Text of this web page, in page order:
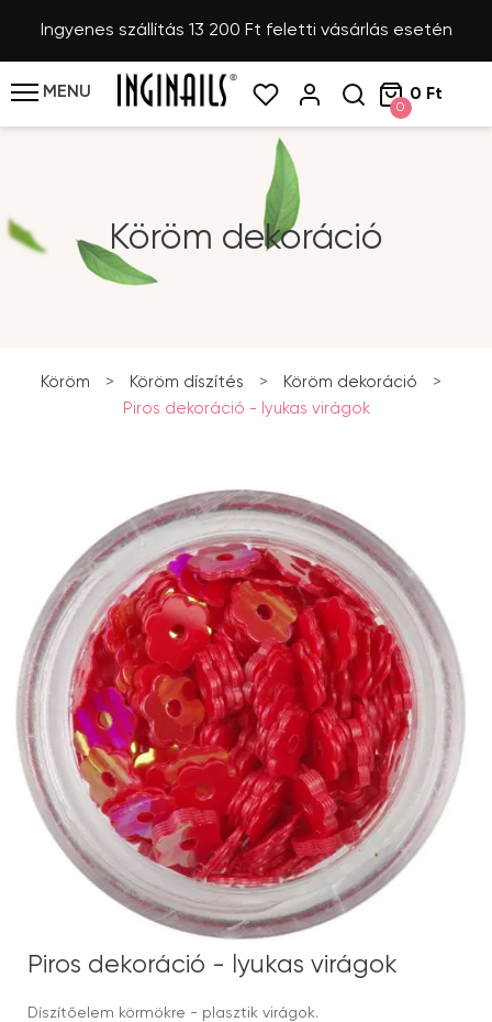
Ingyenes szállítás 13 200 Ft feletti vásárlás esetén
MENU
0
0 Ft
Köröm dekoráció
Köröm > Köröm díszítés > Köröm dekoráció
>
Piros dekoráció - lyukas virágok
Piros dekoráció - lyukas virágok
Díszítőelem körmökre - plasztik virágok.